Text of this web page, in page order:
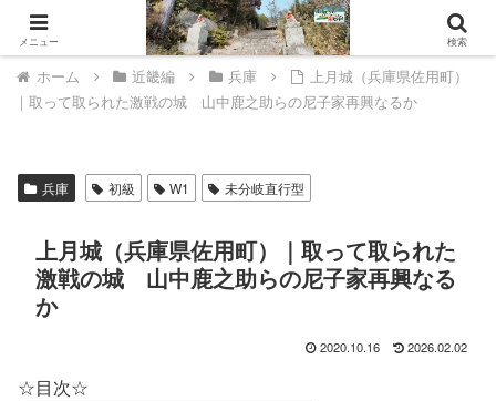
山城ウェルネスへようこそ。
ホーム 近畿編 兵庫
上月城（兵庫県佐用町）
｜取って取られた激戦の城 山中鹿之助らの尼子家再興なるか
兵庫 初級 W1 未分岐直行型
上月城（兵庫県佐用町）｜取って取られた
激戦の城 山中鹿之助らの尼子家再興なる
か
2020.10.16 2026.02.02
☆目次☆
メニュー 検索